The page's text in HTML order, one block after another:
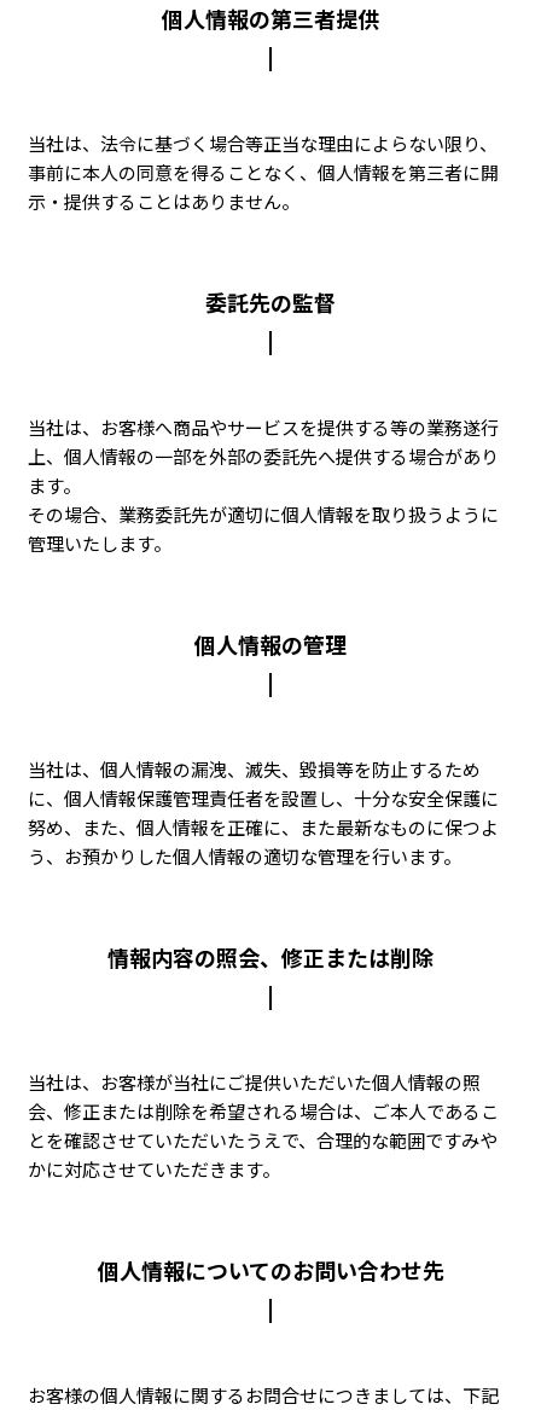
個人情報の第三者提供
当社は、法令に基づく場合等正当な理由によらない限り、
事前に本人の同意を得ることなく、個人情報を第三者に開
示・提供することはありません。
委託先の監督
当社は、お客様へ商品やサービスを提供する等の業務遂行
上、個人情報の一部を外部の委託先へ提供する場合があり
ます。
その場合、業務委託先が適切に個人情報を取り扱うように
管理いたします。
個人情報の管理
当社は、個人情報の漏洩、滅失、毀損等を防止するため
に、個人情報保護管理責任者を設置し、十分な安全保護に
努め、また、個人情報を正確に、また最新なものに保つよ
う、お預かりした個人情報の適切な管理を行います。
情報内容の照会、修正または削除
当社は、お客様が当社にご提供いただいた個人情報の照
会、修正または削除を希望される場合は、ご本人であるこ
とを確認させていただいたうえで、合理的な範囲ですみや
かに対応させていただきます。
個人情報についてのお問い合わせ先
お客様の個人情報に関するお問合せにつきましては、下記